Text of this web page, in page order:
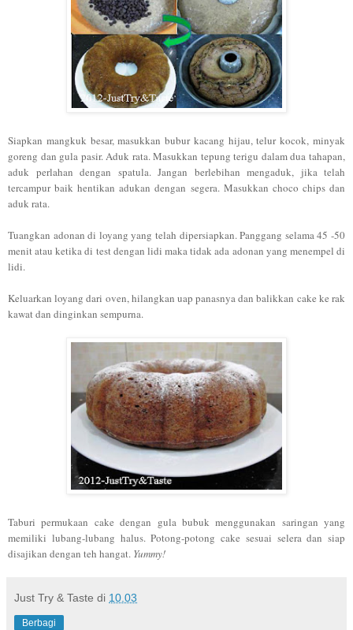
Siapkan mangkuk besar, masukkan bubur kacang hijau, telur kocok, minyak
goreng dan gula pasir. Aduk rata. Masukkan tepung terigu dalam dua tahapan,
aduk perlahan dengan spatula. Jangan berlebihan mengaduk, jika telah
tercampur baik hentikan adukan dengan segera. Masukkan choco chips dan
aduk rata.
Tuangkan adonan di loyang yang telah dipersiapkan. Panggang selama 45 -50
menit atau ketika di test dengan lidi maka tidak ada adonan yang menempel di
lidi.
Keluarkan loyang dari oven, hilangkan uap panasnya dan balikkan cake ke rak
kawat dan dinginkan sempurna.
Taburi permukaan cake dengan gula bubuk menggunakan saringan yang
memiliki lubang-lubang halus. Potong-potong cake sesuai selera dan siap
disajikan dengan teh hangat. Yummy!
Just Try & Taste di 10.03
Berbagi